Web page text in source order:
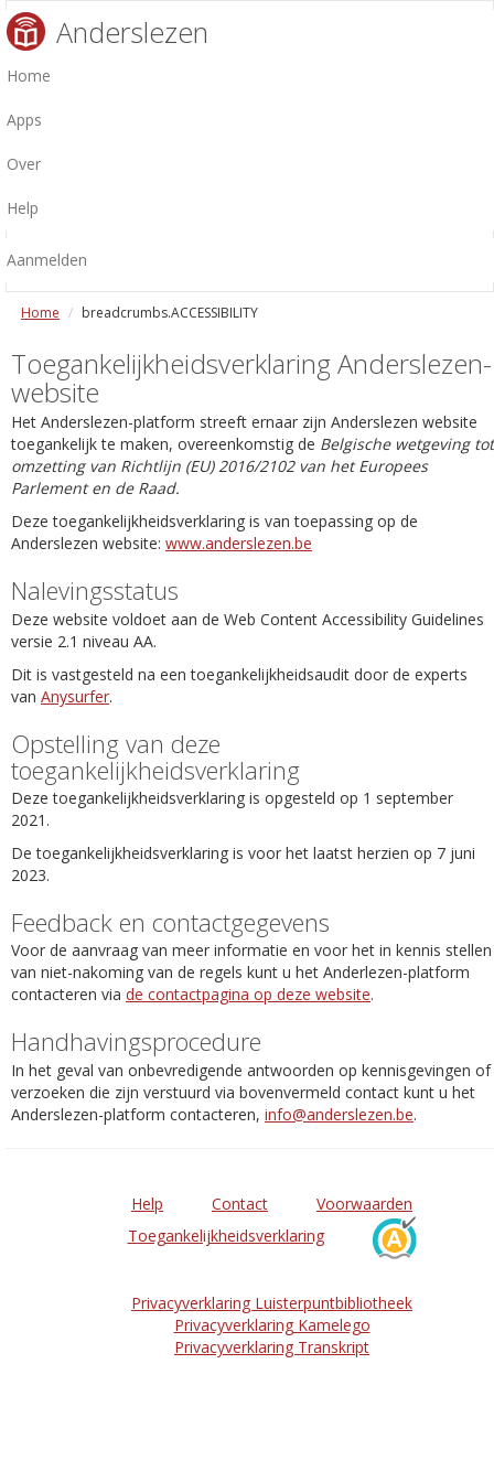
Anderslezen
Home
Apps
Over
Help
Aanmelden
Home breadcrumbs.ACCESSIBILITY
Toegankelijkheidsverklaring Anderslezen-
website
Het Anderslezen-platform streeft ernaar zijn Anderslezen website
toegankelijk te maken, overeenkomstig de Belgische wetgeving tot
omzetting van Richtlijn (EU) 2016/2102 van het Europees
Parlement en de Raad.
Deze toegankelijkheidsverklaring is van toepassing op de
Anderslezen website: www.anderslezen.be
Nalevingsstatus
Deze website voldoet aan de Web Content Accessibility Guidelines
versie 2.1 niveau AA.
Dit is vastgesteld na een toegankelijkheidsaudit door de experts
van Anysurfer.
Opstelling van deze
toegankelijkheidsverklaring
Deze toegankelijkheidsverklaring is opgesteld op 1 september
2021.
De toegankelijkheidsverklaring is voor het laatst herzien op 7 juni
2023.
Feedback en contactgegevens
Voor de aanvraag van meer informatie en voor het in kennis stellen
van niet-nakoming van de regels kunt u het Anderlezen-platform
contacteren via de contactpagina op deze website.
Handhavingsprocedure
In het geval van onbevredigende antwoorden op kennisgevingen of
verzoeken die zijn verstuurd via bovenvermeld contact kunt u het
Anderslezen-platform contacteren, info@anderslezen.be.
Help Contact
Voorwaarden
Toegankelijkheidsverklaring
Privacyverklaring Luisterpuntbibliotheek
Privacyverklaring Kamelego
Privacyverklaring Transkript